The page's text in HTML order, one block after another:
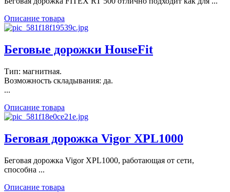
Описание товара
Беговые дорожки HouseFit
Тип: магнитная.
Возможность складывания: да.
...
Описание товара
Беговая дорожка Vigor XPL1000
Беговая дорожка Vigor XPL1000, работающая от сети,
способна ...
Описание товара